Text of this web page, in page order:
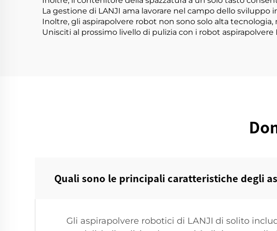
La gestione di LANJI ama lavorare nel campo dello
Inoltre, gli aspirapolvere robot non sono solo alta
Unisciti al prossimo livello di pulizia con i robot aspirapolvere
Quali sono le principali caratteristiche degli
Gli aspirapolvere robotici di LANJI di solito